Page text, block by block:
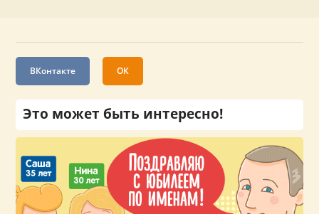
ВКонтакте ОК
Это может быть интересно!